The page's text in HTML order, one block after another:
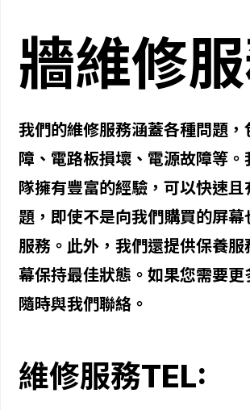
牆維修
我們的維修服務涵蓋各種問題，
障、電路板損壞、電源故障等。
隊擁有豐富的經驗，可以快速且
題，即使不是向我們購買的屏
服務。此外，我們還提供保養
幕保持最佳狀態。如果您需要更
隨時與我們聯絡。
維修服務TEL: